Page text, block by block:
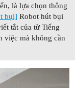
là lựa chọn thông
bụi] Robot hút bụi
tắt của từ Tiếng
việc mà không cần